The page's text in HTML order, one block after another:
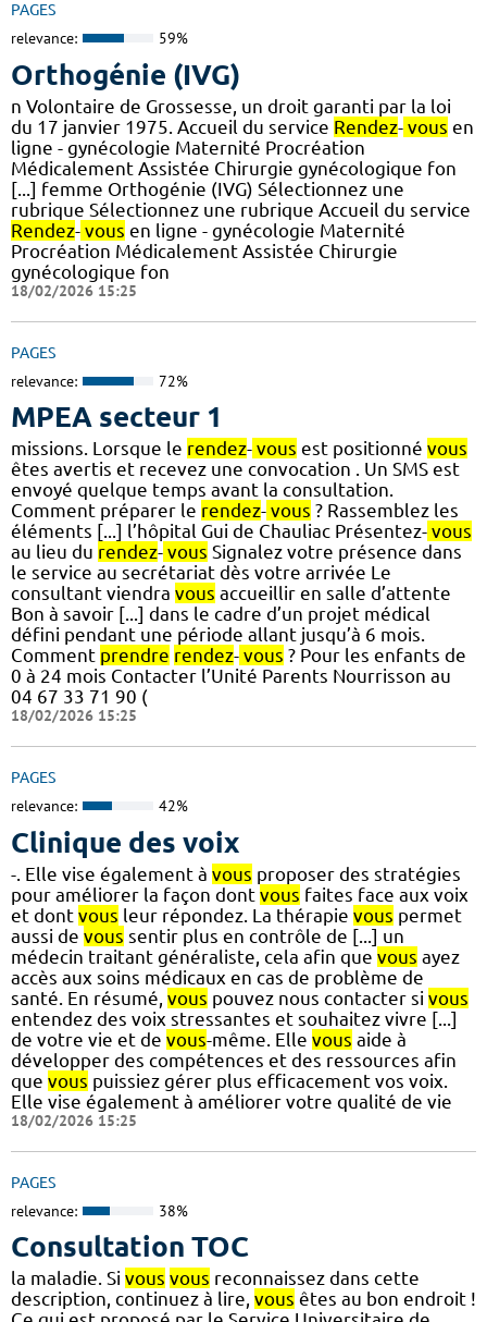
PAGES
relevance: 59%
Orthogénie (IVG)
n Volontaire de Grossesse, un droit garanti par la loi
du 17 janvier 1975. Accueil du service Rendez- vous en
ligne - gynécologie Maternité Procréation
Médicalement Assistée Chirurgie gynécologique fon
[...] femme Orthogénie (IVG) Sélectionnez une
rubrique Sélectionnez une rubrique Accueil du service
Rendez- vous en ligne - gynécologie Maternité
Procréation Médicalement Assistée Chirurgie
gynécologique fon
18/02/2026 15:25
PAGES
relevance: 72%
MPEA secteur 1
missions. Lorsque le rendez- vous est positionné vous
êtes avertis et recevez une convocation . Un SMS est
envoyé quelque temps avant la consultation.
Comment préparer le rendez- vous ? Rassemblez les
éléments [...] l’hôpital Gui de Chauliac Présentez- vous
au lieu du rendez- vous Signalez votre présence dans
le service au secrétariat dès votre arrivée Le
consultant viendra vous accueillir en salle d’attente
Bon à savoir [...] dans le cadre d’un projet médical
défini pendant une période allant jusqu’à 6 mois.
Comment prendre rendez- vous ? Pour les enfants de
0 à 24 mois Contacter l’Unité Parents Nourrisson au
04 67 33 71 90 (
18/02/2026 15:25
PAGES
relevance: 42%
Clinique des voix
-. Elle vise également à vous proposer des stratégies
pour améliorer la façon dont vous faites face aux voix
et dont vous leur répondez. La thérapie vous permet
aussi de vous sentir plus en contrôle de [...] un
médecin traitant généraliste, cela afin que vous ayez
accès aux soins médicaux en cas de problème de
santé. En résumé, vous pouvez nous contacter si vous
entendez des voix stressantes et souhaitez vivre [...]
de votre vie et de vous-même. Elle vous aide à
développer des compétences et des ressources afin
que vous puissiez gérer plus efficacement vos voix.
Elle vise également à améliorer votre qualité de vie
18/02/2026 15:25
PAGES
relevance: 38%
Consultation TOC
la maladie. Si vous vous reconnaissez dans cette
description, continuez à lire, vous êtes au bon endroit !